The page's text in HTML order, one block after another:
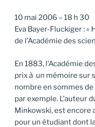
10 mai 2006 – 18 h 30
Eva Bayer-Fluckiger :
de l’Académie des
En 1883, l’Académie
prix à un mémoire sur
nombre en sommes de
par exemple. L’auteur
Minkowski, est encore
pour un étudiant dont